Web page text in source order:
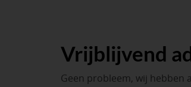
Vrijblijvend
Geen probleem, wij hebben